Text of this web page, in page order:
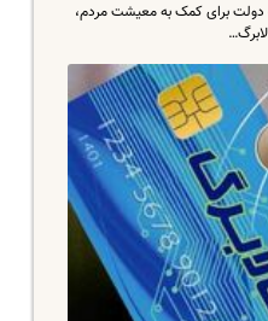
دولت برای کمک به معیشت مردم،